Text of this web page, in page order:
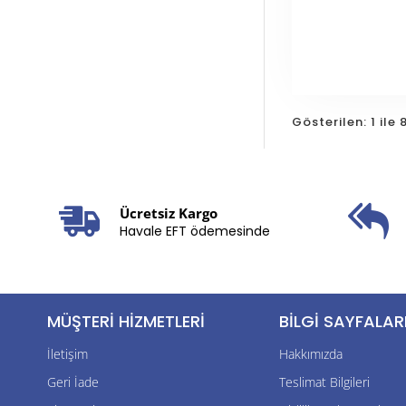
Gösterilen: 1 ile
Ücretsiz Kargo
Havale EFT ödemesinde
MÜŞTERI HIZMETLERI
İletişim
Geri İade
BILGI SAYFALARI
Hakkımızda
Teslimat Bilgileri